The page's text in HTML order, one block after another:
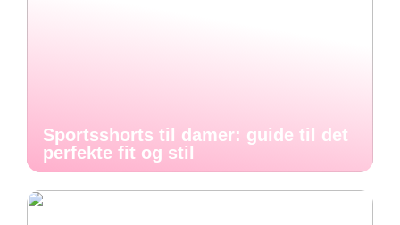
Sportsshorts til damer: guide til det
perfekte fit og stil